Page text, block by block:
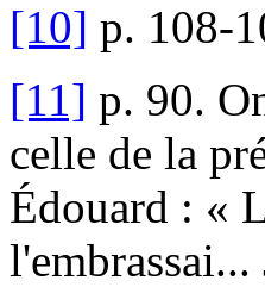
[10] p. 108-
[11] p. 90.
celle de la
Édouard : «